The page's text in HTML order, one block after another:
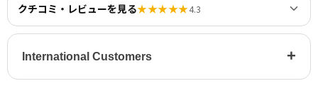
クチコミ・レビューを見る★★★★★4.3
International Customers +